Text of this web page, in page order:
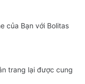
của Bạn với Bolitas
trang lại được cung